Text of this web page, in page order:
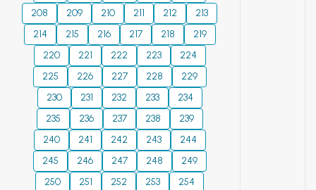
208
209 210 211 212
213
214
215 216 217 218
219
220
221 222 223
224
225
226 227 228
229
230
231 232 233
234
235
236 237 238
239
240
241 242 243
244
245
246 247 248
249
250
251 252 253
254